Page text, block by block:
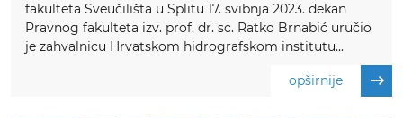
fakulteta Sveučilišta u Splitu 17. svibnja 2023. dekan
Pravnog fakulteta izv. prof. dr. sc. Ratko Brnabić uručio
je zahvalnicu Hrvatskom hidrografskom institutu...
opširnije